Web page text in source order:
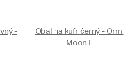
-
Obal na kufr černý - Ormi
Moon L